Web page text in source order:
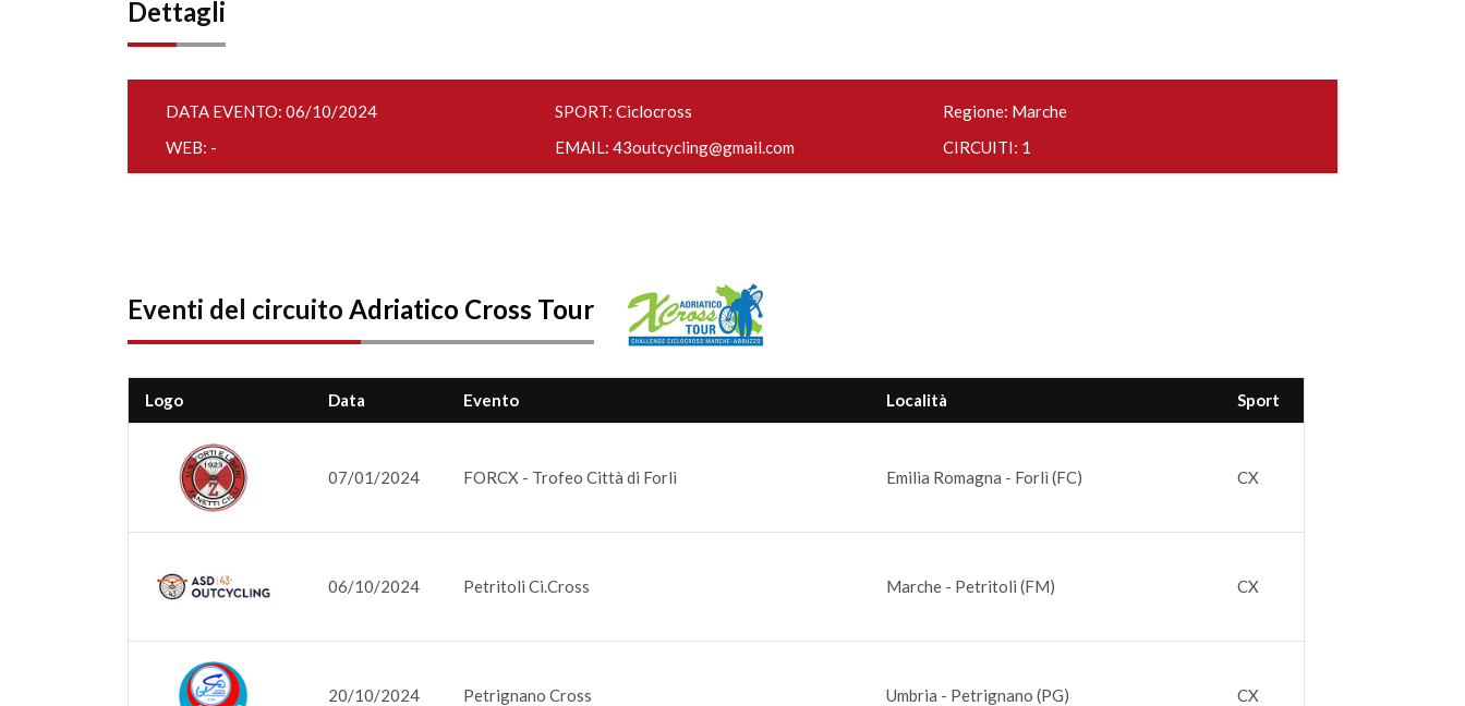
Dettagli
DATA EVENTO: 06/10/2024 SPORT: Ciclocross
Regione: Marche
WEB: -
EMAIL: 43outcycling@gmail.com CIRCUITI: 1
Eventi del circuito Adriatico Cross Tour
Logo Data Evento Località Sport
07/01/2024 FORCX - Trofeo Città di Forlì Emilia Romagna - Forlì (FC) CX
06/10/2024 Petritoli Ci.Cross Marche - Petritoli (FM) CX
20/10/2024 Petrignano Cross Umbria - Petrignano (PG) CX